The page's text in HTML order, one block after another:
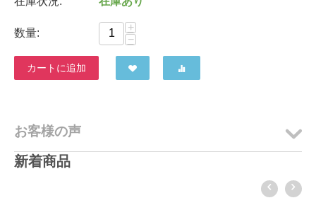
数量:
+
−
カートに追加
お客様の声
新着商品